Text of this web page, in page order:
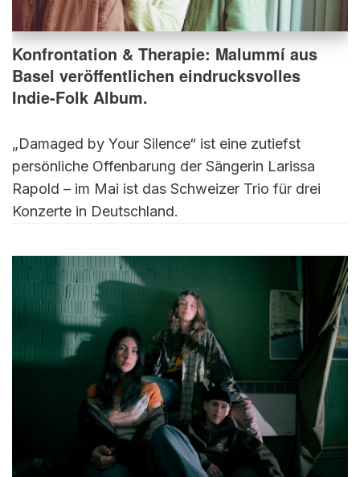
Konfrontation & Therapie: Malummí aus
Basel veröffentlichen eindrucksvolles
Indie-Folk Album.
„Damaged by Your Silence“ ist eine zutiefst
persönliche Offenbarung der Sängerin Larissa
Rapold – im Mai ist das Schweizer Trio für drei
Konzerte in Deutschland.